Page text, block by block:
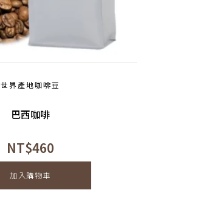
世界產地咖啡豆
巴西咖啡
NT$460
加入購物車